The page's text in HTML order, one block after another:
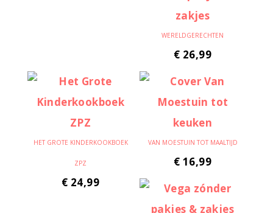
WERELDGERECHTEN
€ 26,99
HET GROTE KINDERKOOKBOEK
ZPZ
€ 24,99
VAN MOESTUIN TOT MAALTIJD
€ 16,99